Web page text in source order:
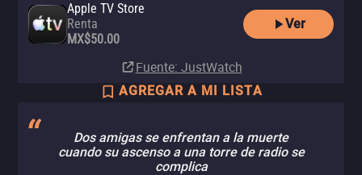
Apple TV Store
Renta
MX$50.00
Ver
Fuente: JustWatch
AGREGAR A MI LISTA
Dos amigas se enfrentan a la muerte
cuando su ascenso a una torre de radio se
complica